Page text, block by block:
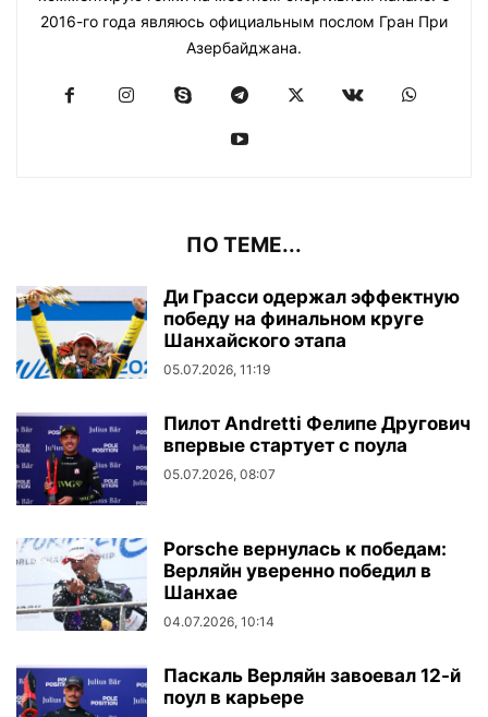
2016-го года являюсь официальным послом Гран При
Азербайджана.
ПО ТЕМЕ...
Ди Грасси одержал эффектную
победу на финальном круге
Шанхайского этапа
05.07.2026, 11:19
Пилот Andretti Фелипе Другович
впервые стартует с поула
05.07.2026, 08:07
Porsche вернулась к победам:
Верляйн уверенно победил в
Шанхае
04.07.2026, 10:14
Паскаль Верляйн завоевал 12-й
поул в карьере